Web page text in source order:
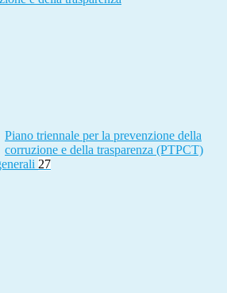
Piano triennale per la prevenzione della
corruzione e della trasparenza (PTPCT)
27